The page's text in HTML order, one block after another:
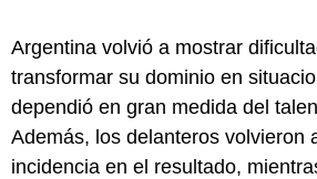
Argentina volvió a mostrar
transformar su dominio en
dependió en gran medida del
Además, los delanteros volvieron
incidencia en el resultado,